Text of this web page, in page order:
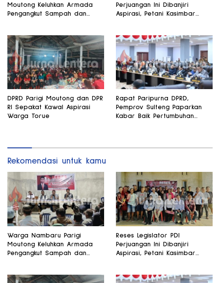
Moutong Keluhkan Armada
Pengangkut Sampah dan
Perjuangan Ini Dibanjiri
Aspirasi, Petani Kasimbar
DPRD Parigi Moutong dan DPR
RI Sepakat Kawal Aspirasi
Warga Torue
Rapat Paripurna DPRD,
Pemprov Sulteng Paparkan
Kabar Baik Pertumbuhan
Rekomendasi untuk kamu
Warga Nambaru Parigi
Moutong Keluhkan Armada
Pengangkut Sampah dan
Reses Legislator PDI
Perjuangan Ini Dibanjiri
Aspirasi, Petani Kasimbar